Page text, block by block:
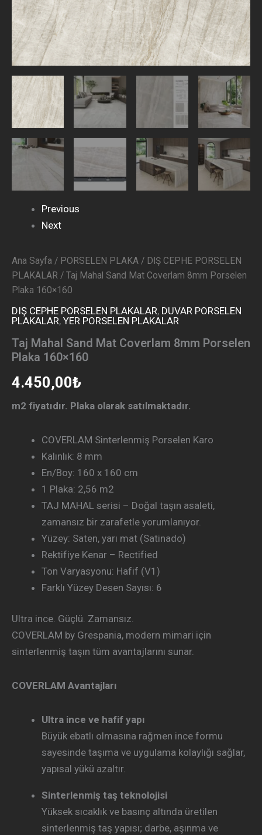
Previous
Next
Ana Sayfa / PORSELEN PLAKA / DIŞ CEPHE PORSELEN
PLAKALAR / Taj Mahal Sand Mat Coverlam 8mm Porselen
Plaka 160×160
DIŞ CEPHE PORSELEN PLAKALAR, DUVAR PORSELEN
PLAKALAR, YER PORSELEN PLAKALAR
Taj Mahal Sand Mat Coverlam 8mm Porselen
Plaka 160×160
4.450,00₺
m2 fiyatıdır. Plaka olarak satılmaktadır.
COVERLAM Sinterlenmiş Porselen Karo
Kalınlık: 8 mm
En/Boy: 160 x 160 cm
1 Plaka: 2,56 m2
TAJ MAHAL serisi – Doğal taşın asaleti,
zamansız bir zarafetle yorumlanıyor.
Yüzey: Saten, yarı mat (Satinado)
Rektifiye Kenar – Rectified
Ton Varyasyonu: Hafif (V1)
Farklı Yüzey Desen Sayısı: 6
Ultra ince. Güçlü. Zamansız.
COVERLAM by Grespania, modern mimari için
sinterlenmiş taşın tüm avantajlarını sunar.
COVERLAM Avantajları
Ultra ince ve hafif yapı
Büyük ebatlı olmasına rağmen ince formu
sayesinde taşıma ve uygulama kolaylığı sağlar,
yapısal yükü azaltır.
Sinterlenmiş taş teknolojisi
Yüksek sıcaklık ve basınç altında üretilen
sinterlenmiş taş yapısı; darbe, aşınma ve